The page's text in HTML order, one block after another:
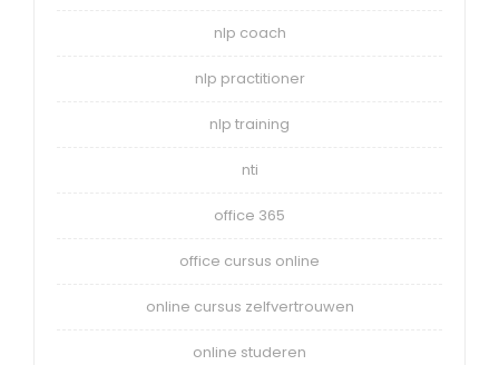
nlp coach
nlp practitioner
nlp training
nti
office 365
office cursus online
online cursus zelfvertrouwen
online studeren